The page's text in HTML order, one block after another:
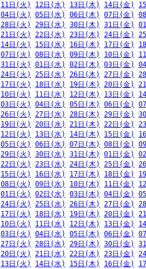
11日(火) 12日(水) 13日(木) 14日(金)
04日(火) 05日(水) 06日(木) 07日(金)
28日(火) 29日(水) 30日(木) 31日(金)
21日(火) 22日(水) 23日(木) 24日(金)
14日(火) 15日(水) 16日(木) 17日(金)
07日(火) 08日(水) 09日(木) 10日(金)
31日(火) 01日(水) 02日(木) 03日(金)
24日(火) 25日(水) 26日(木) 27日(金)
17日(火) 18日(水) 19日(木) 20日(金)
10日(火) 11日(水) 12日(木) 13日(金)
03日(火) 04日(水) 05日(木) 06日(金)
26日(火) 27日(水) 28日(木) 29日(金)
19日(火) 20日(水) 21日(木) 22日(金)
12日(火) 13日(水) 14日(木) 15日(金)
05日(火) 06日(水) 07日(木) 08日(金)
29日(火) 30日(水) 31日(木) 01日(金)
22日(火) 23日(水) 24日(木) 25日(金)
15日(火) 16日(水) 17日(木) 18日(金)
08日(火) 09日(水) 10日(木) 11日(金)
01日(火) 02日(水) 03日(木) 04日(金)
24日(火) 25日(水) 26日(木) 27日(金)
17日(火) 18日(水) 19日(木) 20日(金)
10日(火) 11日(水) 12日(木) 13日(金)
03日(火) 04日(水) 05日(木) 06日(金)
27日(火) 28日(水) 29日(木) 30日(金)
20日(火) 21日(水) 22日(木) 23日(金)
13日(火) 14日(水) 15日(木) 16日(金)